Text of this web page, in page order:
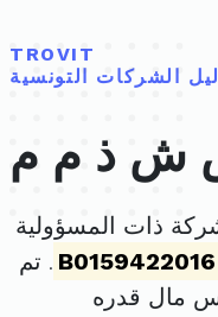
TROVIT
الشركات التونسية
ش ذ م م
ذات المسؤولية
B0159422016 . تم